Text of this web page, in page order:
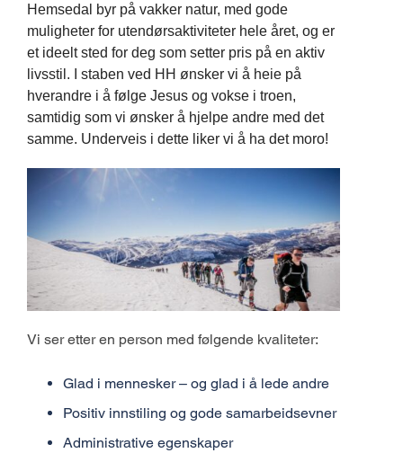
Hemsedal byr på vakker natur, med gode
muligheter for utendørsaktiviteter hele året, og er
et ideelt sted for deg som setter pris på en aktiv
livsstil. I staben ved HH ønsker vi å heie på
hverandre i å følge Jesus og vokse i troen,
samtidig som vi ønsker å hjelpe andre med det
samme. Underveis i dette liker vi å ha det moro!
Vi ser etter en person med følgende kvaliteter:
Glad i mennesker – og glad i å lede andre
Positiv innstiling og gode samarbeidsevner
Administrative egenskaper